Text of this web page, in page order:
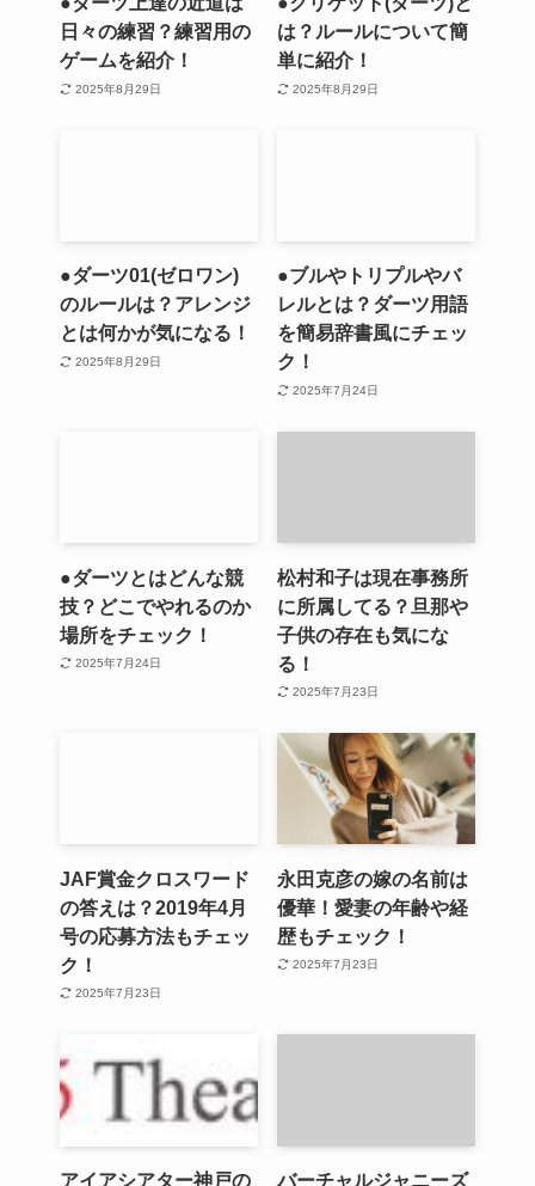
日々の練習？練習用の
ゲームを紹介！
2025年8月29日
は？ルールについて簡
単に紹介！
2025年8月29日
●ダーツ01(ゼロワン)
のルールは？アレンジ
とは何かが気になる！
2025年8月29日
●ブルやトリプルやバ
レルとは？ダーツ用語
を簡易辞書風にチェッ
ク！
2025年7月24日
●ダーツとはどんな競
技？どこでやれるのか
場所をチェック！
2025年7月24日
松村和子は現在事務所
に所属してる？旦那や
子供の存在も気にな
る！
2025年7月23日
JAF賞金クロスワード
の答えは？2019年4月
号の応募方法もチェッ
ク！
2025年7月23日
永田克彦の嫁の名前は
優華！愛妻の年齢や経
歴もチェック！
2025年7月23日
アイアシアター神戸の
バーチャルジャニーズ